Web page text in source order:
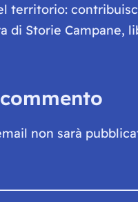
territorio:
di Storie Campane,
non sarà